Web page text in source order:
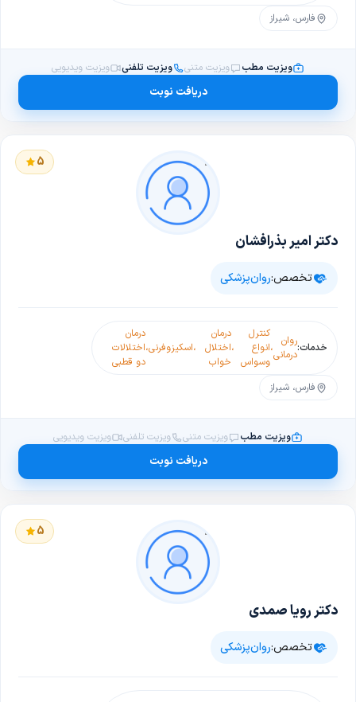
فارس، شیراز
ویزیت مطب ویزیت متنی ویزیت تلفنی ویزیت ویدیویی
دریافت نوبت
5
دکتر امیر بذرافشان
تخصص:روان‌پزشکی
خدمات:روان
درمانی،
کنترل
انواع
وسواس
،
درمان
اختلال
خواب
،اسکیزوفرنی،
درمان
اختلالات
دو قطبی
فارس، شیراز
ویزیت مطب ویزیت متنی ویزیت تلفنی ویزیت ویدیویی
دریافت نوبت
5
دکتر رویا صمدی
تخصص:روان‌پزشکی